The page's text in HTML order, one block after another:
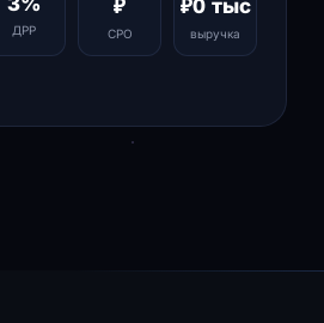
ДРР
₽
СРО
₽0 тыс
выручка